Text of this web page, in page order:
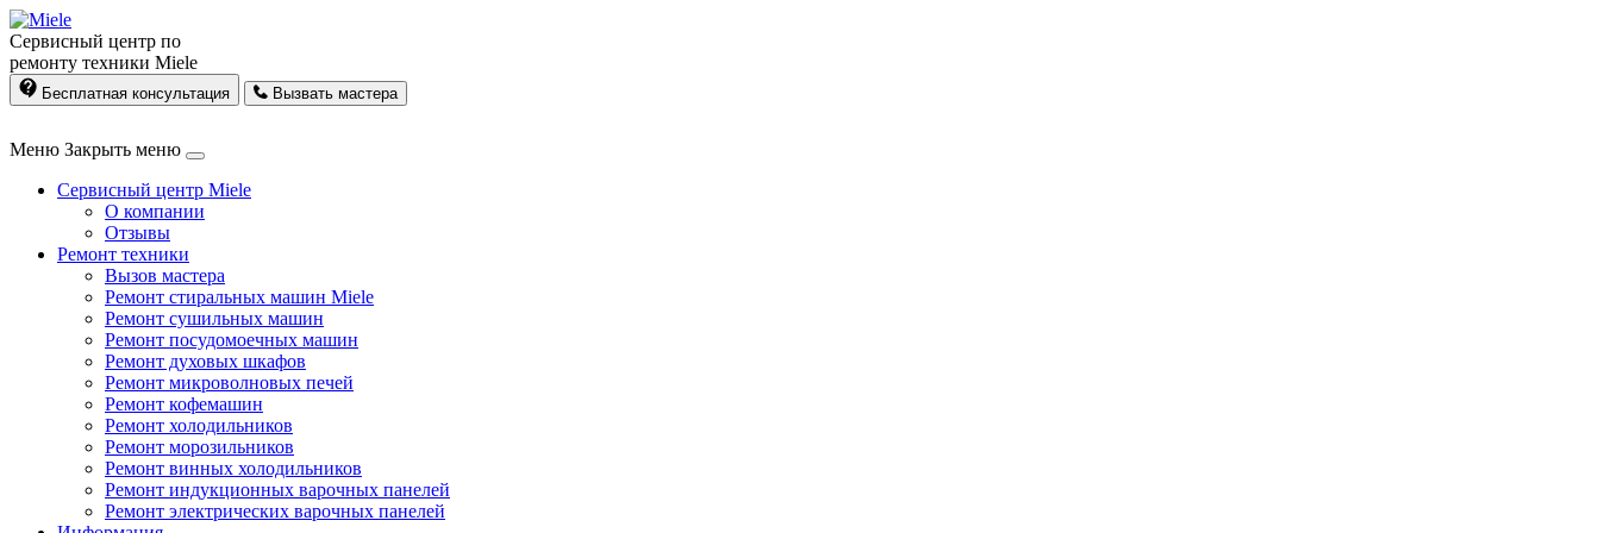
Сервисный центр по
ремонту техники Miele
Бесплатная консультация Вызвать мастера
Меню Закрыть меню
Сервисный центр Miele
О компании
Отзывы
Ремонт техники
Вызов мастера
Ремонт стиральных машин Miele
Ремонт сушильных машин
Ремонт посудомоечных машин
Ремонт духовых шкафов
Ремонт микроволновых печей
Ремонт кофемашин
Ремонт холодильников
Ремонт морозильников
Ремонт винных холодильников
Ремонт индукционных варочных панелей
Ремонт электрических варочных панелей